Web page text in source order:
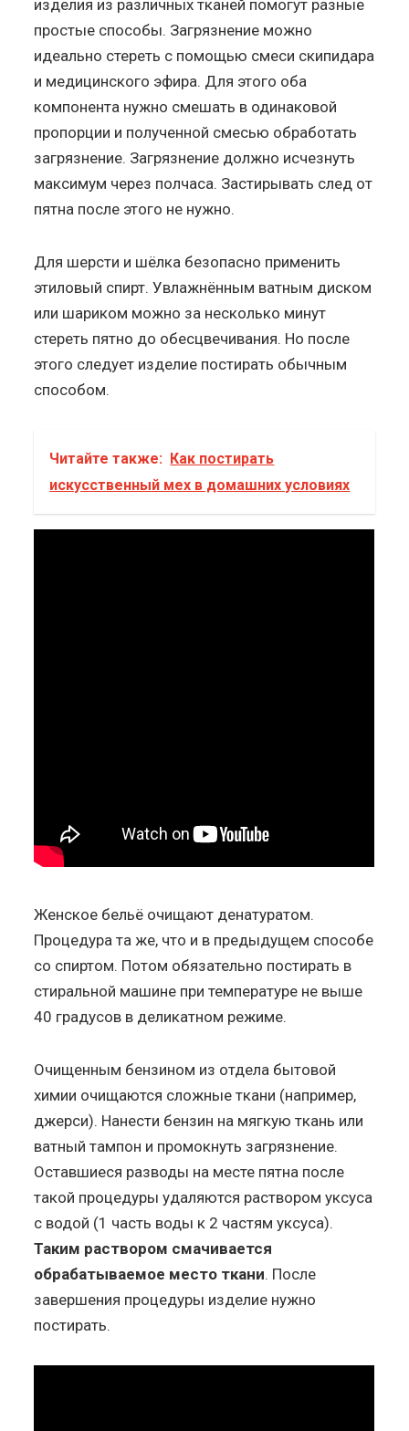
изделия из различных тканей помогут разные
простые способы. Загрязнение можно
идеально стереть с помощью смеси скипидара
и медицинского эфира. Для этого оба
компонента нужно смешать в одинаковой
пропорции и полученной смесью обработать
загрязнение. Загрязнение должно исчезнуть
максимум через полчаса. Застирывать след от
пятна после этого не нужно.
Для шерсти и шёлка безопасно применить
этиловый спирт. Увлажнённым ватным диском
или шариком можно за несколько минут
стереть пятно до обесцвечивания. Но после
этого следует изделие постирать обычным
способом.
Читайте также: Как постирать
искусственный мех в домашних условиях
Женское бельё очищают денатуратом.
Процедура та же, что и в предыдущем способе
со спиртом. Потом обязательно постирать в
стиральной машине при температуре не выше
40 градусов в деликатном режиме.
Очищенным бензином из отдела бытовой
химии очищаются сложные ткани (например,
джерси). Нанести бензин на мягкую ткань или
ватный тампон и промокнуть загрязнение.
Оставшиеся разводы на месте пятна после
такой процедуры удаляются раствором уксуса
с водой (1 часть воды к 2 частям уксуса).
Таким раствором смачивается
обрабатываемое место ткани. После
завершения процедуры изделие нужно
постирать.